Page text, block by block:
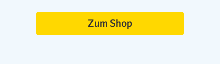
Zum Shop